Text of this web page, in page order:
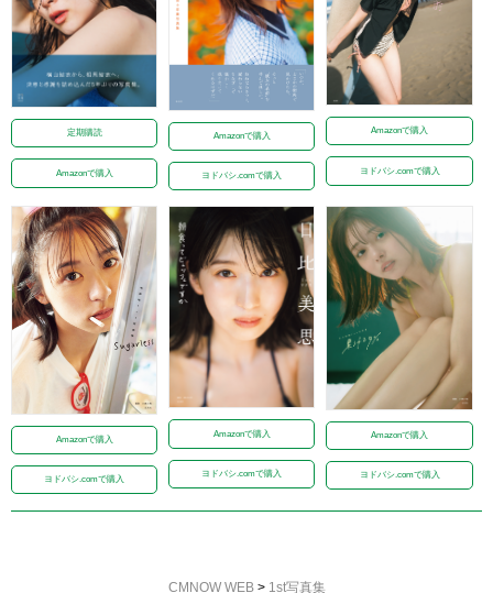
定期購読
Amazonで購入
Amazonで購入
ヨドバシ.comで購入
Amazonで購入
ヨドバシ.comで購入
Amazonで購入
ヨドバシ.comで購入
Amazonで購入
ヨドバシ.comで購入
Amazonで購入
ヨドバシ.comで購入
CMNOW WEB> 1st写真集